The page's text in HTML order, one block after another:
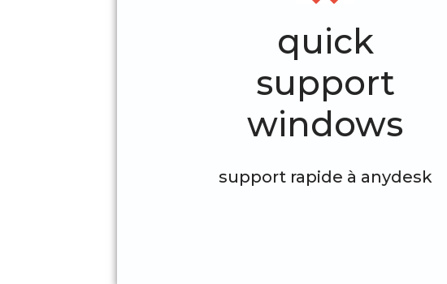
quick
support
windows
support rapide à anydesk